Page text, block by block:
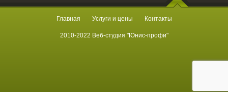
Главная Услуги и цены Контакты
2010-2022 Веб-студия "Юнис-профи"